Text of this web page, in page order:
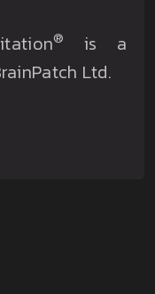
®
is a
Ltd.